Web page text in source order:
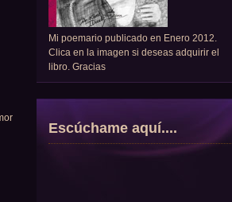
Mi poemario publicado en Enero 2012.
Clica en la imagen si deseas adquirir el
libro. Gracias
Escúchame aquí....